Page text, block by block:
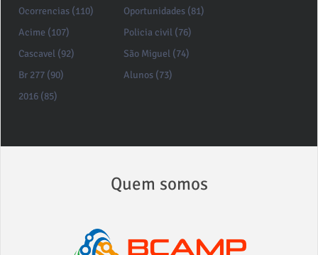
Ocorrencias (110)
Acime (107)
Cascavel (92)
Br 277 (90)
2016 (85)
Oportunidades (81)
Policia civil (76)
São Miguel (74)
Alunos (73)
Quem somos